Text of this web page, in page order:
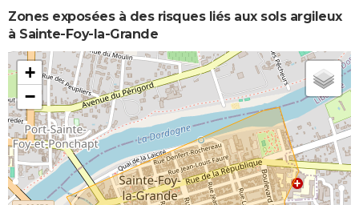
Zones exposées à des risques liés aux sols argileux
à Sainte-Foy-la-Grande
+
−